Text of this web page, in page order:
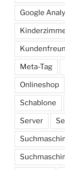
Google
Meta-Tag
Onlineshop
Schablone
Server